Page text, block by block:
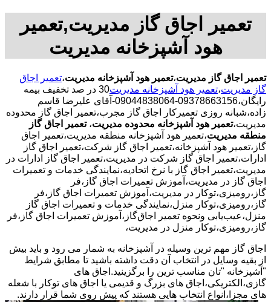
تعمیر اجاق گاز مدیریت,تعمیر
هود آشپزخانه مدیریت
تعمیر اجاق گاز مدیریت،تعمیر هود آشپزخانه مدیریت،تعمیر اجاق
گاز مدیریت،تعمیر هود آشپزخانه مدیریت
30 در صد تخفیف بیمه
رایگان،09378663156-09044838064-آقای علیرضا قاسم
زاده،شبانه روزی تعمیرکار اجاق گاز مجرب،تعمیر اجاق گاز محدوده
مدیریت،تعمیر هود آشپزخانه محدوده مدیریت، تعمیر اجاق گاز
منطقه مدیریت،تعمیر هود آشپزخانه منطقه مدیریت،تعمیر اجاق
گاز،تعمیر هود آشپزخانه،تعمیر اجاق گاز شرکت،تعمیر اجاق گاز
ادارات،تعمیر اجاق گاز شرکت در مدیریت،تعمیر اجاق گاز ادارات در
مدیریت،تعمیر اجاق گاز با نرخ اتحادیه،نمایندگی خدمات و تعمیرات
اجاق گاز در مدیریت،آموزش تعمیرات اجاق گاز،فر
گاز،رومیزی،توکار در مدیریت،آموزش تعمیرات اجاق گاز،فر
گاز،رومیزی،توکار منزل،نمایندگی خدمات و تعمیرات اجاق گاز
منزل،عیب‌یابی ونحوه تعمیر اجاق‌گاز،آموزش تعمیرات اجاق گاز،فر
گاز،رومیزی،توکار منزل در مدیریت،
اجاق گاز مهم ترین وسیله در آشپزخانه به شمار می رود و باید بیش
از بقیه وسایل در انتخاب آن دقت داشته باشید تا مطابق شرایط
"آشپزخانه "تان مناسب ترین را برگزینید.اجاق های
گازی،الکتریکی،اجاق های بزرگ و قدیمی یا اجاق های توکار با شعله
های مجزا،انواع انتخاب هایی هستند که پیش روی شما قرار دارند.